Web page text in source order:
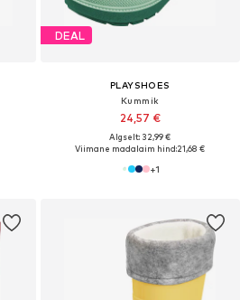
DEAL
PLAYSHOES
Kummik
24,57 €
Algselt: 32,99 €
Viimane madalaim hind:21,68 €
+1